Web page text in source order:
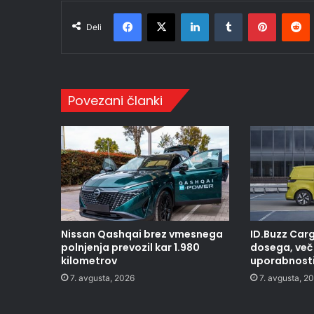
Deli
Facebook
X LinkedInTumblr
Povezani članki
Nissan Qashqai brez vmesnega
polnjenja prevozil kar 1.980
kilometrov
7. avgusta, 2026
ID.Buzz
dosega,
7. avgusta,